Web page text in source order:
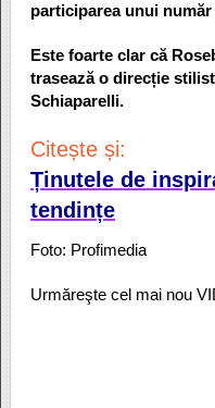
participarea unui
Este foarte clar că
trasează o direcție
Schiaparelli.
Citește și:
Ținutele de
tendințe
Foto: Profimedia
Urmăreşte cel mai nou